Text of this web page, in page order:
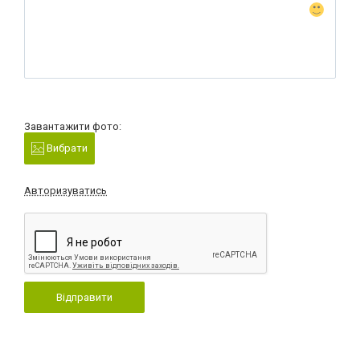
Завантажити фото:
Вибрати
Авторизуватись
Відправити